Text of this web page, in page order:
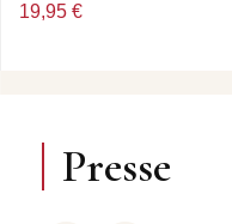
19,95 €
Presse